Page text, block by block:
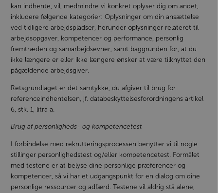
kan indhente, vil, medmindre vi konkret oplyser dig om andet,
inkludere følgende kategorier: Oplysninger om din ansættelse
ved tidligere arbejdspladser, herunder oplysninger relateret til
arbejdsopgaver, kompetencer og performance, personlig
fremtræden og samarbejdsevner, samt baggrunden for, at du
ikke længere er eller ikke længere ønsker at være tilknyttet den
pågældende arbejdsgiver.
Retsgrundlaget er det samtykke, du afgiver til brug for
referenceindhentelsen, jf. databeskyttelsesforordningens artikel
6, stk. 1, litra a.
Brug af personligheds- og kompetencetest
I forbindelse med rekrutteringsprocessen benytter vi til nogle
stillinger personlighedstest og/eller kompetencetest. Formålet
med testene er at belyse dine personlige præferencer og
kompetencer, så vi har et udgangspunkt for en dialog om dine
personlige ressourcer og adfærd. Testene vil aldrig stå alene,